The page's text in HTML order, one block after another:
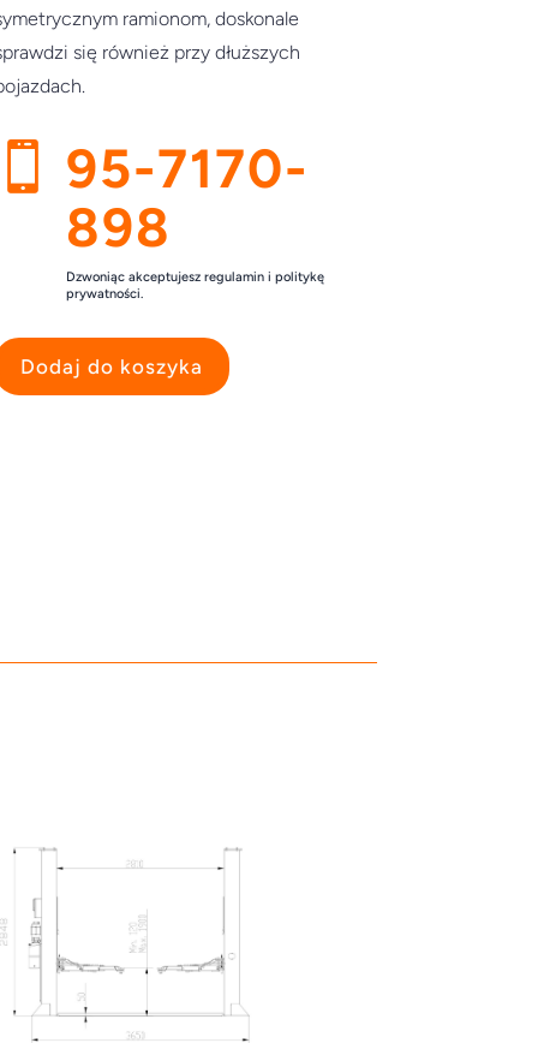
ramionom, doskonale
się również przy dłuższych
 95-7170-
898
Dzwoniąc akceptujesz regulamin i politykę
prywatności.
Dodaj do koszyka